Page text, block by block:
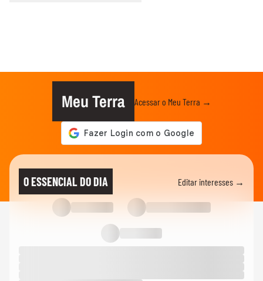
Meu Terra Acessar o Meu Terra →
O ESSENCIAL DO DIA Editar interesses →